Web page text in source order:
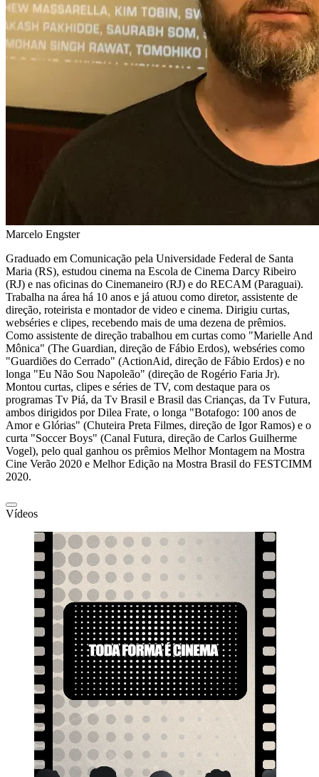
Marcelo Engster
Graduado em Comunicação pela Universidade Federal de Santa
Maria (RS), estudou cinema na Escola de Cinema Darcy Ribeiro
(RJ) e nas oficinas do Cinemaneiro (RJ) e do RECAM (Paraguai).
Trabalha na área há 10 anos e já atuou como diretor, assistente de
direção, roteirista e montador de video e cinema. Dirigiu curtas,
webséries e clipes, recebendo mais de uma dezena de prêmios.
Como assistente de direção trabalhou em curtas como "Marielle And
Mônica" (The Guardian, direção de Fábio Erdos), webséries como
"Guardiões do Cerrado" (ActionAid, direção de Fábio Erdos) e no
longa "Eu Não Sou Napoleão" (direção de Rogério Faria Jr).
Montou curtas, clipes e séries de TV, com destaque para os
programas Tv Piá, da Tv Brasil e Brasil das Crianças, da Tv Futura,
ambos dirigidos por Dilea Frate, o longa "Botafogo: 100 anos de
Amor e Glórias" (Chuteira Preta Filmes, direção de Igor Ramos) e o
curta "Soccer Boys" (Canal Futura, direção de Carlos Guilherme
Vogel), pelo qual ganhou os prêmios Melhor Montagem na Mostra
Cine Verão 2020 e Melhor Edição na Mostra Brasil do FESTCIMM
2020.
Vídeos